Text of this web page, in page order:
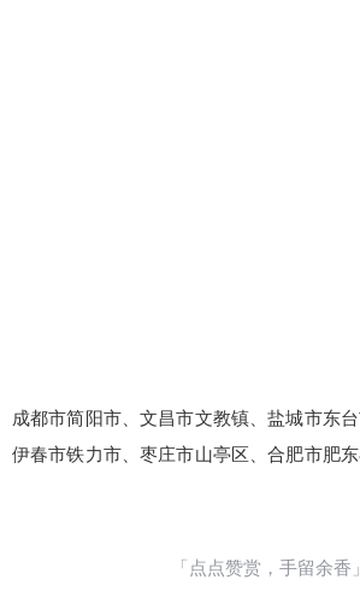
成都市简阳市、文昌市文教镇、盐城市东台
伊春市铁力市、枣庄市山亭区、合肥市肥
「点点赞赏，手留余香」